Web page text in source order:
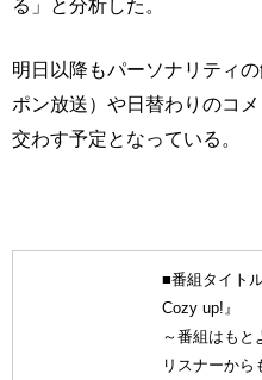
る」と分析した。
明日以降もパーソナリティ
ポン放送）や日替わりのコ
交わす予定となっている。
■番組タイト
Cozy up!』
～番組はもと
リスナーから